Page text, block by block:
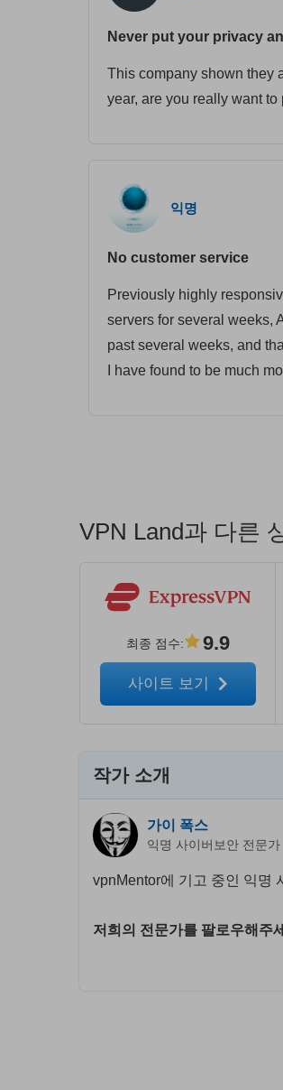
Never put your privacy
This company shown they
year, are you really want
익명
No customer service
Previously highly
servers for several weeks,
past several weeks, and
I have found to be much
VPN Land과 다른
최종 점수: 9.9
사이트 보기
작가 소개
가이 폭스
익명 사이버보안 전문가
vpnMentor에 기고 중인 익명
저희의 전문가를 팔로우해주